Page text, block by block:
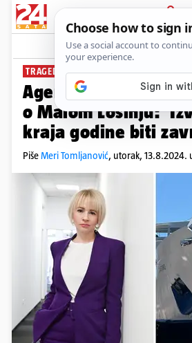
PRIJAVA
News
TRAGEDIJA
Agencija za
o Malom Lošinju:
kraja godine biti
PišeMeri Tomljanović, utorak, 13.8.2024.